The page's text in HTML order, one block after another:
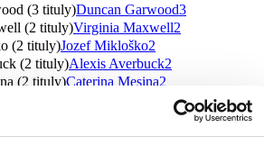
(3 tituly)Duncan Garwood3
(2 tituly)Virginia Maxwell2
(2 tituly)Jozef Mikloško2
(2 tituly)Alexis Averbuck2
(2 tituly)Caterina Mesina2
tituly)
titul)Václav Fiala1